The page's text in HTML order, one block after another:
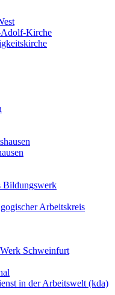
Adolf-Kirche
Bildungswerk
Arbeitskreis
Schweinfurt
in der Arbeitswelt (kda)